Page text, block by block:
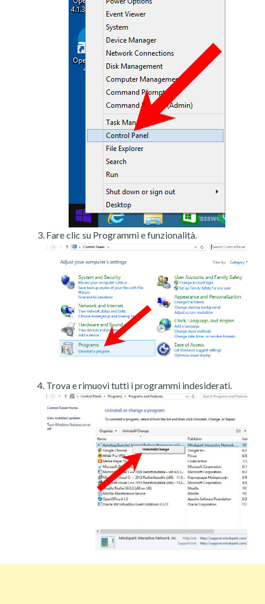
Fare clic su Programmi e funzionalità.
Trova e rimuovi tutti i programmi indesiderati.